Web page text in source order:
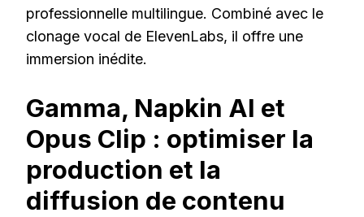
professionnelle multilingue. Combiné avec le
clonage vocal de ElevenLabs, il offre une
immersion inédite.
Gamma, Napkin AI et
Opus Clip : optimiser la
production et la
diffusion de contenu